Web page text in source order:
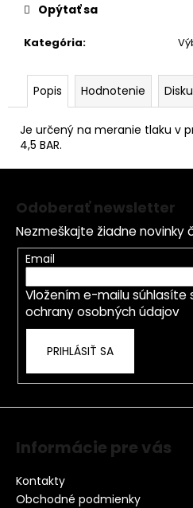
Kategória:
Opýtať sa
Popis Hodnotenie
Je určený na meranie tlaku v
4,5 BAR.
O
d
p
ú
č
a
m
e
Z
Odoberať newsletter
Nezmeškajte žiadne novinky
Email
Vložením e-mailu súhlasíte
ochrany osobných údajov
PRIHLÁSIŤ SA
Informácie pre vás
Kontakty
Obchodné podmienky